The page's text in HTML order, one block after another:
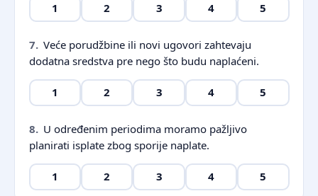
1 2 3 4 5
7. Veće porudžbine ili novi ugovori zahtevaju
dodatna sredstva pre nego što budu naplaćeni.
1 2 3 4 5
8. U određenim periodima moramo pažljivo
planirati isplate zbog sporije naplate.
1 2 3 4 5